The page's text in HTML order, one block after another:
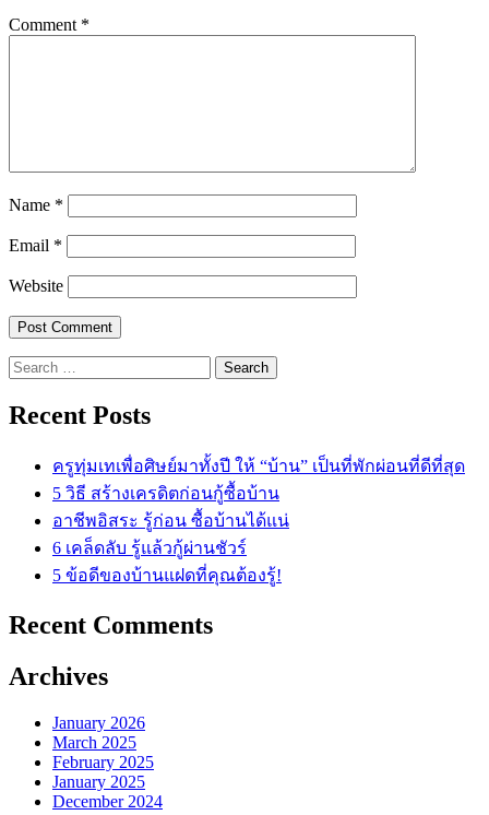
Comment *
Name *
Email *
Website
Search
for:
Recent Posts
ครูทุ่มเทเพื่อศิษย์มาทั้งปี ให้ “บ้าน” เป็นที่พักผ่อนที่ดีที่สุด
5 วิธี สร้างเครดิตก่อนกู้ซื้อบ้าน
อาชีพอิสระ รู้ก่อน ซื้อบ้านได้แน่
6 เคล็ดลับ รู้แล้วกู้ผ่านชัวร์
5 ข้อดีของบ้านแฝดที่คุณต้องรู้!
Recent Comments
Archives
January 2026
March 2025
February 2025
January 2025
December 2024